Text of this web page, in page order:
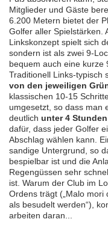
Mitglieder und Gäste
6.200 Metern bietet der
Golfer aller Spielstärken.
Linkskonzept spielt sich
sondern ist als zwei 9-
bequem auch eine kurze
Traditionell Links-typisch
von den jeweiligen
klassischen 10-15
umgesetzt, so dass man
deutlich unter 4 Stunden
dafür, dass jeder Golfer
Abschlag wählen kann.
sandige Untergrund, so
bespielbar ist und die
Regengüssen sehr
ist. Warum der Club im
Ordens trägt („Malo mori
als besudelt werden“),
arbeiten daran...